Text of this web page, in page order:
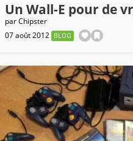
Un Wall-E pour de
parChipster
07 août 2012
BLOG